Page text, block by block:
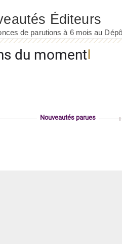
du moment
Nouveautés parues